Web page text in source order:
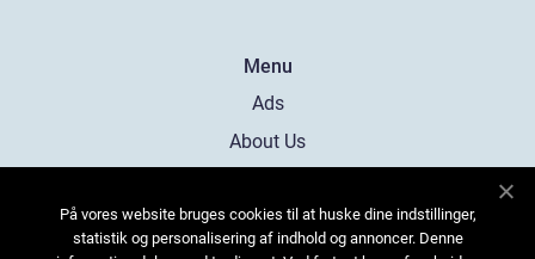
Menu
Ads
About Us
Contact
På vores website bruges cookies til at huske dine indstillinger,
statistik og personalisering af indhold og annoncer. Denne